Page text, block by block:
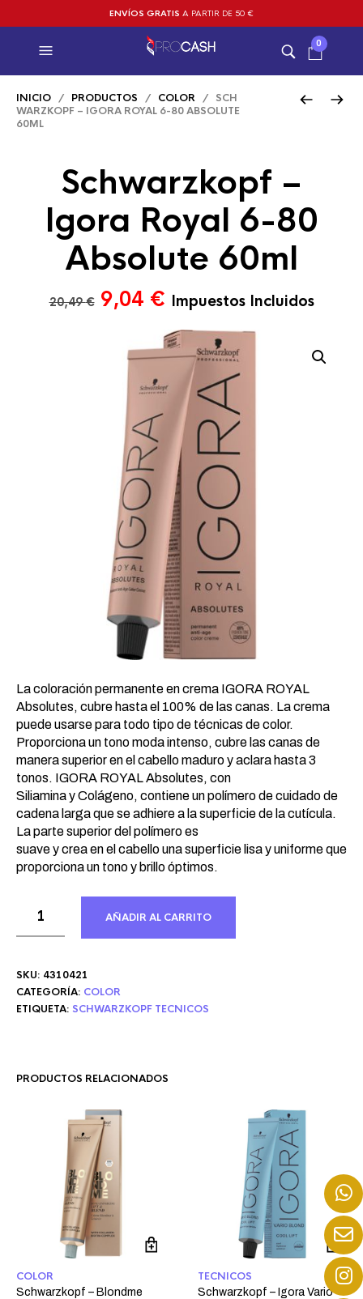
ENVÍOS GRATIS A PARTIR DE 50 €
0
INICIO / PRODUCTOS / COLOR / SCH
WARZKOPF – IGORA ROYAL 6-80 ABSOLUTE
60ML
Schwarzkopf –
Igora Royal 6-80
Absolute 60ml
20,49€ El
original
era:
20,49 €.
9,04 €El
precio
actual
es:
9,04 €.
Impuestos Incluidos
La coloración permanente en crema IGORA ROYAL
Absolutes, cubre hasta el 100% de las canas. La crema
puede usarse para todo tipo de técnicas de color.
Proporciona un tono moda intenso, cubre las canas de
manera superior en el cabello maduro y aclara hasta 3
tonos. IGORA ROYAL Absolutes, con
Siliamina y Colágeno, contiene un polímero de cuidado de
cadena larga que se adhiere a la superficie de la cutícula.
La parte superior del polímero es
suave y crea en el cabello una superficie lisa y uniforme que
proporciona un tono y brillo óptimos.
AÑADIR AL CARRITO
SKU: 4310421
CATEGORÍA: COLOR
ETIQUETA: SCHWARZKOPF TECNICOS
PRODUCTOS RELACIONADOS
COLOR
Schwarzkopf – Blondme
TECNICOS
Schwarzkopf – Igora Vario